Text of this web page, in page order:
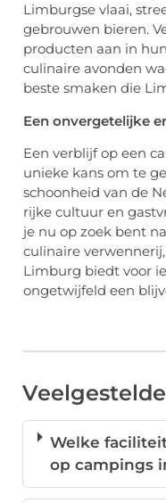
Limburgse vlaai,
gebrouwen bieren.
producten aan in
culinaire avonden
beste smaken die
Een onvergetelijke
Een verblijf op een
unieke kans om te
schoonheid van de
rijke cultuur en
je nu op zoek bent
culinaire
Limburg biedt voor
ongetwijfeld een
Welke
op campings